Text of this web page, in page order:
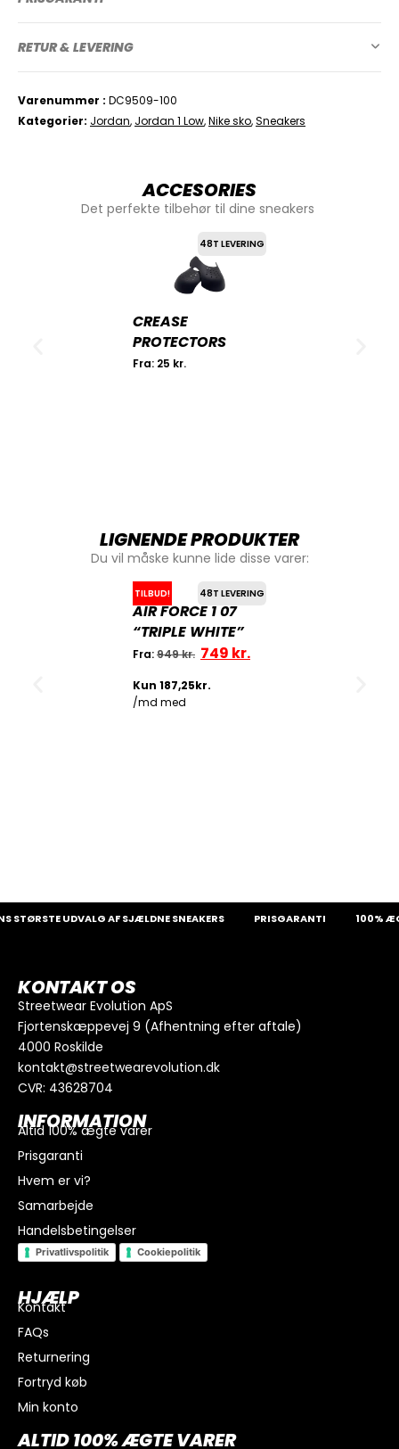
I alt
Køb for
RETUR & LEVERING
Varenummer
DC9509-100
Kategorier Jordan, Jordan 1 Low,Nike sko,Sneakers
ACCESORIES
Det perfekte tilbehør til dine sneakers
48T LEVERING
CREASE
PROTECTORS
Fra: 25 kr.
LIGNENDE PRODUKTER
Du vil måske kunne lide disse varer:
TILBUD! 48T LEVERING
AIR FORCE 1 07
“TRIPLE WHITE”
Fra:949kr. 749 kr.
STØRSTE UDVALG AF SJÆLDNE SNEAKERS PRISGARANTI 100%
KONTAKT OS
Streetwear Evolution ApS
Fjortenskæppevej 9 (Afhentning efter aftale)
4000 Roskilde
kontakt@streetwearevolution.dk
CVR: 43628704
INFORMATION
Altid 100% ægte varer
Prisgaranti
Hvem er vi?
Samarbejde
Handelsbetingelser
Privatlivspolitik Cookiepolitik
HJÆLP
Kontakt
FAQs
Returnering
Fortryd køb
Min konto
ALTID 100% ÆGTE VARER